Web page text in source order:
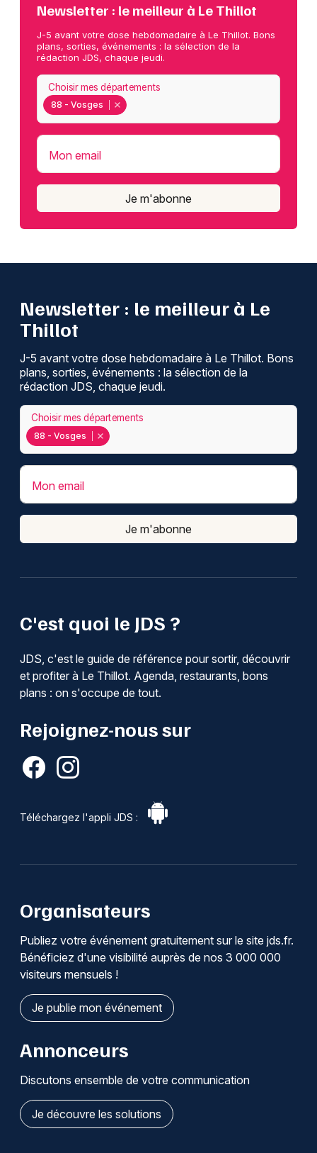
Newsletter : le meilleur à Le Thillot
J-5 avant votre dose hebdomadaire à Le Thillot. Bons
plans, sorties, événements : la sélection de la
rédaction JDS, chaque jeudi.
88 - Vosges
Choisir mes départements
Mon email
Je m'abonne
C'est quoi le JDS ?
JDS, c'est le guide de référence pour sortir, découvrir
et profiter à Le Thillot. Agenda, restaurants, bons
plans : on s'occupe de tout.
Rejoignez-nous sur
Téléchargez l'appli JDS :
Newsletter : le meilleur à Le
Thillot
J-5 avant votre dose hebdomadaire à Le Thillot. Bons
plans, sorties, événements : la sélection de la
rédaction JDS, chaque jeudi.
88 - Vosges
Choisir mes départements
Mon email
Je m'abonne
Organisateurs
Publiez votre événement gratuitement sur le site jds.fr.
Bénéficiez d'une visibilité auprès de nos 3 000 000
visiteurs mensuels !
Je publie mon événement
Annonceurs
Discutons ensemble de votre communication
Je découvre les solutions